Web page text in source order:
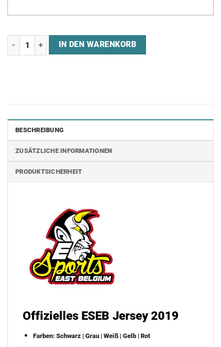
Jersey "ESEB" MengeIN DEN WARENKORB
BESCHREIBUNG
ZUSÄTZLICHE INFORMATIONEN
PRODUKTSICHERHEIT
Offizielles ESEB Jersey 2019
Farben: Schwarz | Grau | Weiß | Gelb | Rot